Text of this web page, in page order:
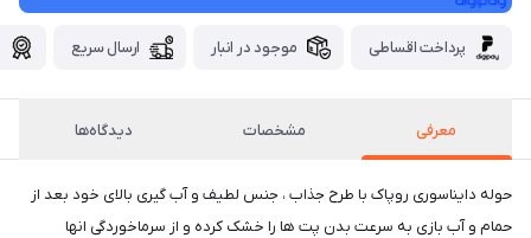
پرداخت اقساطی موجود در انبار ارسال سریع
معرفی مشخصات دیدگاه‌ها
حوله دایناسوری روپاک با طرح جذاب ، جنس لطیف و آب گیری بالای خود بعد از
حمام و آب بازی به سرعت بدن پت ها را خشک کرده و از سرماخوردگی انها